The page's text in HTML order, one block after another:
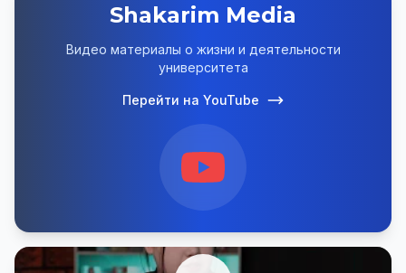
Shakarim Media
Видео материалы о жизни и деятельности
университета
Перейти на YouTube